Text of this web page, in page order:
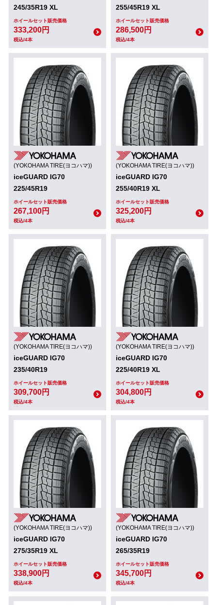
245/35R19 XL
ホイールセット販売価格
333,200円
税込/4本
255/45R19 XL
ホイールセット販売価格
286,500円
税込/4本
(YOKOHAMA TIRE(ヨコハマ))
iceGUARD IG70
225/45R19
ホイールセット販売価格
267,100円
税込/4本
(YOKOHAMA TIRE(ヨコハマ))
iceGUARD IG70
255/40R19 XL
ホイールセット販売価格
325,200円
税込/4本
(YOKOHAMA TIRE(ヨコハマ))
iceGUARD IG70
235/40R19
ホイールセット販売価格
309,700円
税込/4本
(YOKOHAMA TIRE(ヨコハマ))
iceGUARD IG70
225/40R19 XL
ホイールセット販売価格
304,800円
税込/4本
(YOKOHAMA TIRE(ヨコハマ))
iceGUARD IG70
275/35R19 XL
ホイールセット販売価格
338,900円
税込/4本
(YOKOHAMA TIRE(ヨコハマ))
iceGUARD IG70
265/35R19
ホイールセット販売価格
345,700円
税込/4本